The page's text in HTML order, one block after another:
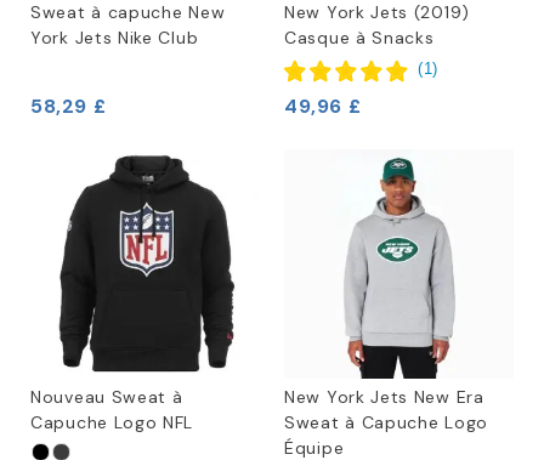
Sweat à capuche New
York Jets Nike Club
58,29 £
New York Jets (2019)
Casque à Snacks
(1)
49,96 £
Nouveau Sweat à
Capuche Logo NFL
New York Jets New Era
Sweat à Capuche Logo
Équipe